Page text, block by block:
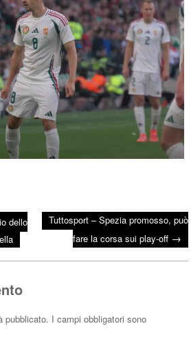
dello
Tuttosport – Spezia promosso, può
fare la corsa sui play-off →
pubblicato. I campi obbligatori sono